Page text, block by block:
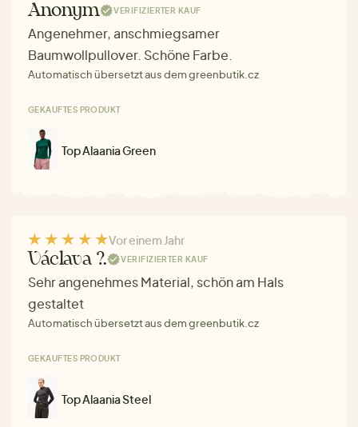
Anonym VERIFIZIERTER KAUF
Angenehmer, anschmiegsamer
Baumwollpullover. Schöne Farbe.
Automatisch übersetzt aus dem greenbutik.cz
GEKAUFTES PRODUKT
Top Alaania Green
Vor einem Jahr
Václava ?. VERIFIZIERTER KAUF
Sehr angenehmes Material, schön am Hals
gestaltet
Automatisch übersetzt aus dem greenbutik.cz
GEKAUFTES PRODUKT
Top Alaania Steel